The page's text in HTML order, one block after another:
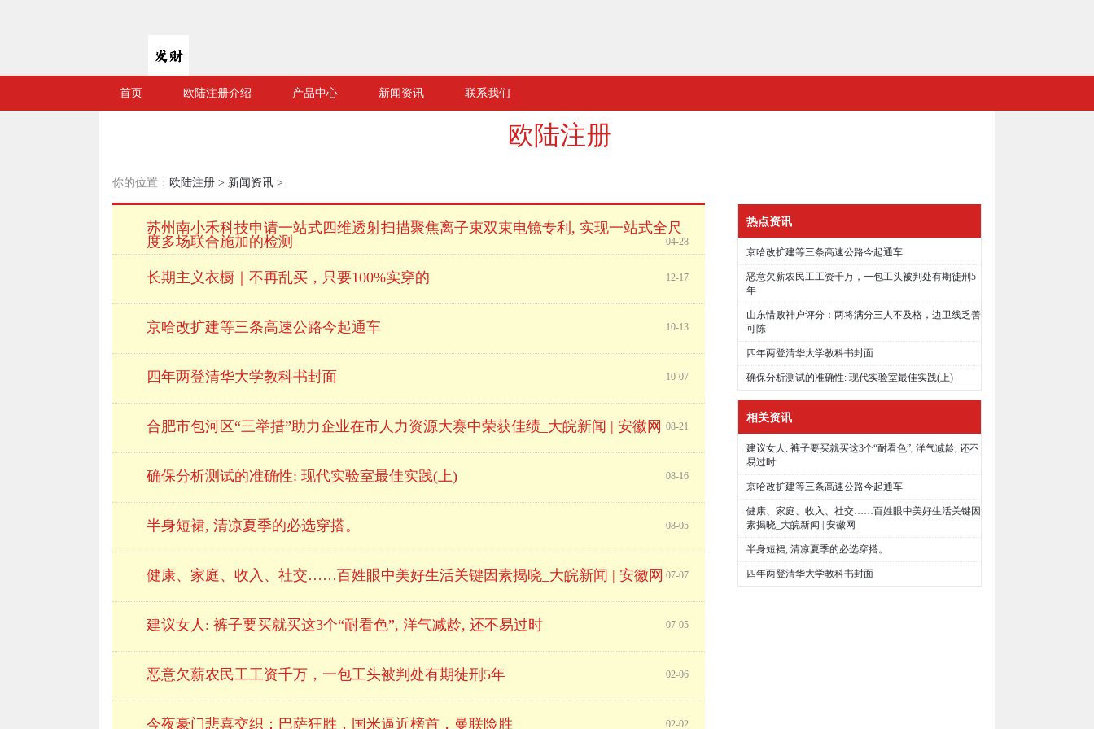
首页 欧陆注册介绍 产品中心 新闻资讯 联系我们
欧陆注册
你的位置： 欧陆注册 > 新闻资讯 >
苏州南小禾科技申请一站式四维透射扫描聚焦离子束双束电镜专利, 实现一站式全尺
度多场联合施加的检测
04-28
长期主义衣橱｜不再乱买，只要100%实穿的 12-17
京哈改扩建等三条高速公路今起通车 10-13
四年两登清华大学教科书封面 10-07
合肥市包河区“三举措”助力企业在市人力资源大赛中荣获佳绩_大皖新闻 | 安徽网 08-21
确保分析测试的准确性: 现代实验室最佳实践(上) 08-16
半身短裙, 清凉夏季的必选穿搭。 08-05
健康、家庭、收入、社交……百姓眼中美好生活关键因素揭晓_大皖新闻 | 安徽网 07-07
建议女人: 裤子要买就买这3个“耐看色”, 洋气减龄, 还不易过时 07-05
恶意欠薪农民工工资千万，一包工头被判处有期徒刑5年 02-06
今夜豪门悲喜交织：巴萨狂胜，国米逼近榜首，曼联险胜 02-02
热点资讯
京哈改扩建等三条高速公路今起通车
恶意欠薪农民工工资千万，一包工头被判处有期徒刑5
年
山东惜败神户评分：两将满分三人不及格，边卫线乏善
可陈
四年两登清华大学教科书封面
确保分析测试的准确性: 现代实验室最佳实践(上)
相关资讯
建议女人: 裤子要买就买这3个“耐看色”, 洋气减龄, 还不
易过时
京哈改扩建等三条高速公路今起通车
健康、家庭、收入、社交……百姓眼中美好生活关键因
素揭晓_大皖新闻 | 安徽网
半身短裙, 清凉夏季的必选穿搭。
四年两登清华大学教科书封面